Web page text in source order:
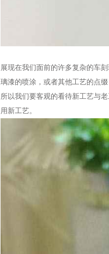
展现在我们面前的许多复杂的车
璃漆的喷涂，或者其他工艺的点缀
所以我们要客观的看待新工艺与
用新工艺。